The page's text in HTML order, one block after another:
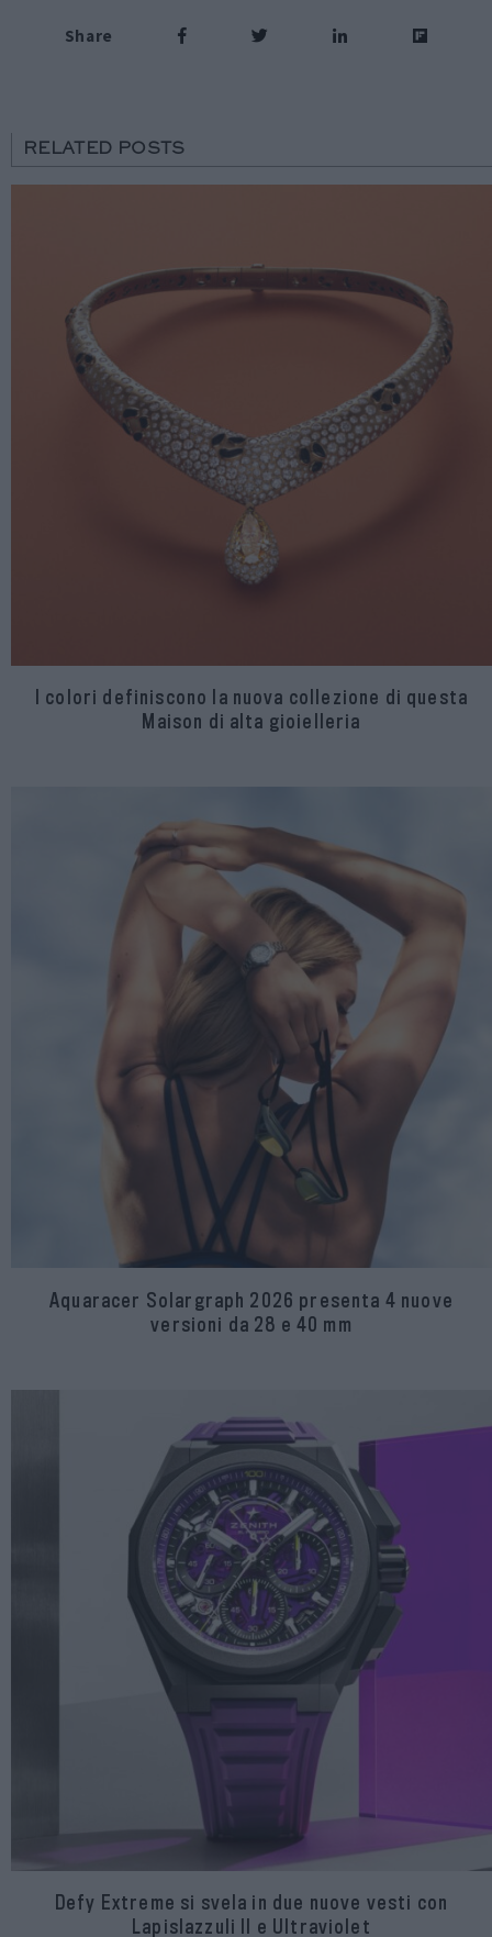
Share
RELATED POSTS
I colori definiscono la nuova collezione di questa
Maison di alta gioielleria
Aquaracer Solargraph 2026 presenta 4 nuove
versioni da 28 e 40 mm
Defy Extreme si svela in due nuove vesti con
Lapislazzuli II e Ultraviolet